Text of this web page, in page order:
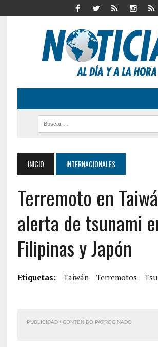
INICIO INTERNACIONALES
Terremoto en
alerta de tsunami
Filipinas y Japón
Etiquetas: Taiwán Terremotos
PUBLICIDAD / CONTENIDO PATROCINADO